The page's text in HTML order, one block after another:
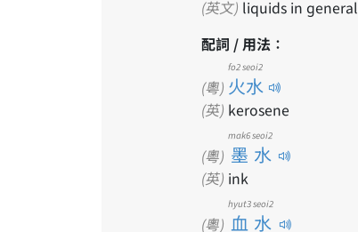
(英文) liquids in general
配詞 / 用法：
(粵) 火水
fo2 seoi2
(英) kerosene
(粵) 墨水
mak6 seoi2
(英) ink
(粵) 血水
hyut3 seoi2